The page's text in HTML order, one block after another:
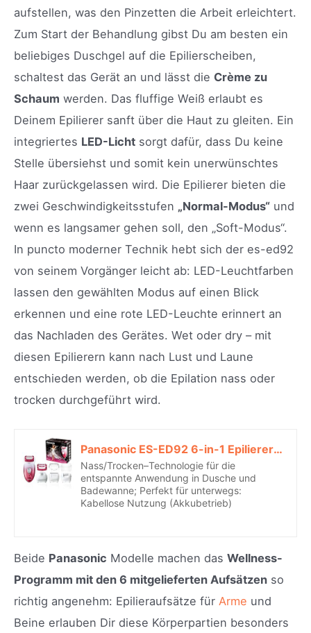
aufstellen, was den Pinzetten die Arbeit erleichtert.
Zum Start der Behandlung gibst Du am besten ein
beliebiges Duschgel auf die Epilierscheiben,
schaltest das Gerät an und lässt die Crème zu
Schaum werden. Das fluffige Weiß erlaubt es
Deinem Epilierer sanft über die Haut zu gleiten. Ein
integriertes LED-Licht sorgt dafür, dass Du keine
Stelle übersiehst und somit kein unerwünschtes
Haar zurückgelassen wird. Die Epilierer bieten die
zwei Geschwindigkeitsstufen „Normal-Modus“ und
wenn es langsamer gehen soll, den „Soft-Modus“.
In puncto moderner Technik hebt sich der es-ed92
von seinem Vorgänger leicht ab: LED-Leuchtfarben
lassen den gewählten Modus auf einen Blick
erkennen und eine rote LED-Leuchte erinnert an
das Nachladen des Gerätes. Wet oder dry – mit
diesen Epilierern kann nach Lust und Laune
entschieden werden, ob die Epilation nass oder
trocken durchgeführt wird.
Panasonic ES-ED92 6-in-1 Epilierer (Wet & Dry, 6 Aufsätze zur Haarentfernung)*
Nass/Trocken–Technologie für die
entspannte Anwendung in Dusche und
Badewanne; Perfekt für unterwegs:
Kabellose Nutzung (Akkubetrieb)
Beide Panasonic Modelle machen das Wellness-
Programm mit den 6 mitgelieferten Aufsätzen so
richtig angenehm: Epilieraufsätze für Arme und
Beine erlauben Dir diese Körperpartien besonders